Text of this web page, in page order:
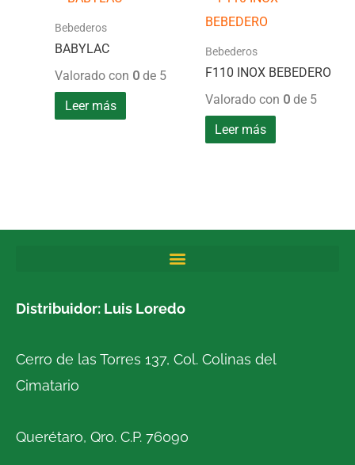
Bebederos
BABYLAC
Valorado con 0 de 5
Leer más
Bebederos
F110 INOX BEBEDERO
Valorado con 0de 5
Leer más
Distribuidor: Luis Loredo
Cerro de las Torres 137, Col. Colinas del
Cimatario
Querétaro, Qro. C.P. 76090